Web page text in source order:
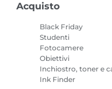
Acquisto
Black Friday
Studenti
Fotocamere
Obiettivi
Inchiostro, toner e
Ink Finder